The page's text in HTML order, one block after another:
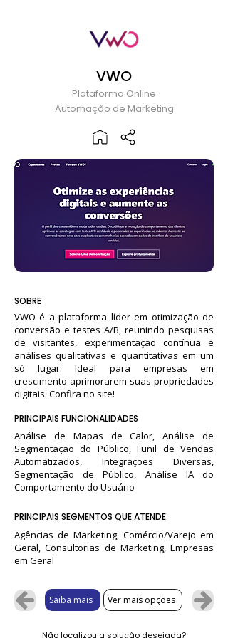
VWO
Plataforma Online
Automação de Marketing
SOBRE
VWO é a plataforma líder em otimização de
conversão e testes A/B, reunindo pesquisas
de visitantes, experimentação contínua e
análises qualitativas e quantitativas em um
só lugar. Ideal para empresas em
crescimento aprimorarem suas propriedades
digitais. Confira no site!
PRINCIPAIS FUNCIONALIDADES
Análise de Mapas de Calor, Análise de
Segmentação do Público, Funil de Vendas
Automatizados, Integrações Diversas,
Segmentação de Público, Análise IA do
Comportamento do Usuário
PRINCIPAIS SEGMENTOS QUE ATENDE
Agências de Marketing, Comércio/Varejo em
Geral, Consultorias de Marketing, Empresas
em Geral
Saiba mais Ver mais opções
Não localizou a solução desejada?